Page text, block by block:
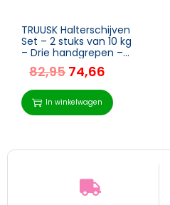
TRUUSK Halterschijven
Set – 2 stuks van 10 kg
– Drie handgrepen –
Rubberen coating –
Vloervriendelijk –
Metaal – Voor
82,95 74,66
In winkelwagen